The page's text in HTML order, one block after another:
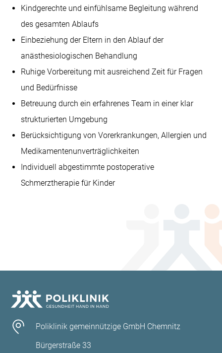
Kindgerechte und einfühlsame Begleitung während
des gesamten Ablaufs
Einbeziehung der Eltern in den Ablauf der
anästhesiologischen Behandlung
Ruhige Vorbereitung mit ausreichend Zeit für Fragen
und Bedürfnisse
Betreuung durch ein erfahrenes Team in einer klar
strukturierten Umgebung
Berücksichtigung von Vorerkrankungen, Allergien und
Medikamentenunverträglichkeiten
Individuell abgestimmte postoperative
Schmerztherapie für Kinder
Poliklinik gemeinnützige GmbH Chemnitz
Bürgerstraße 33